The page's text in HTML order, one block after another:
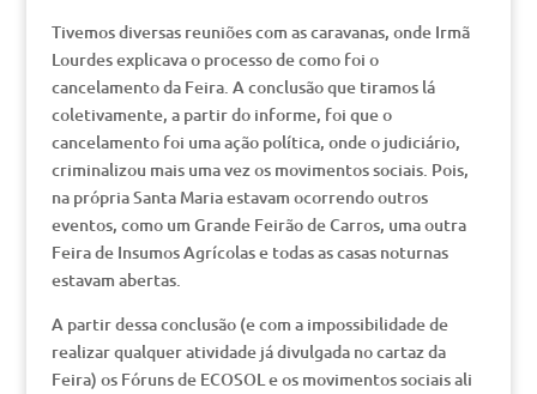
Tivemos diversas reuniões com as caravanas, onde Irmã
Lourdes explicava o processo de como foi o
cancelamento da Feira. A conclusão que tiramos lá
coletivamente, a partir do informe, foi que o
cancelamento foi uma ação política, onde o judiciário,
criminalizou mais uma vez os movimentos sociais. Pois,
na própria Santa Maria estavam ocorrendo outros
eventos, como um Grande Feirão de Carros, uma outra
Feira de Insumos Agrícolas e todas as casas noturnas
estavam abertas.
A partir dessa conclusão (e com a impossibilidade de
realizar qualquer atividade já divulgada no cartaz da
Feira) os Fóruns de ECOSOL e os movimentos sociais ali